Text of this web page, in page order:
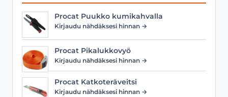
Procat Puukko kumikahvalla
Kirjaudu nähdäksesi hinnan →
Procat Pikalukkovyö
Kirjaudu nähdäksesi hinnan →
Procat Katkoteräveitsi
Kirjaudu nähdäksesi hinnan →